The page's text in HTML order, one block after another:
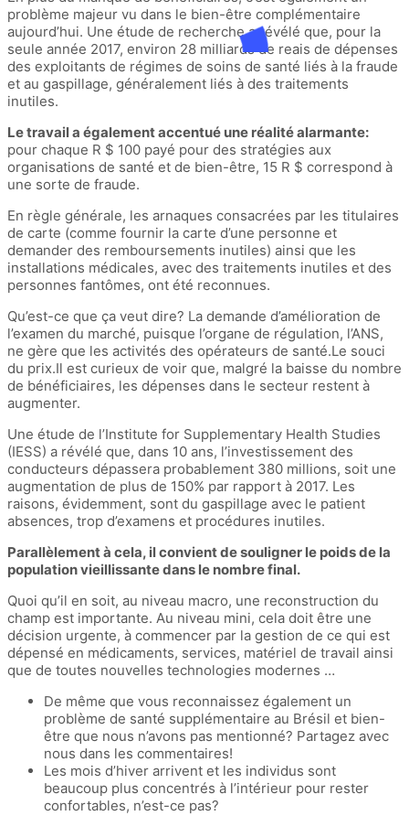
problème majeur vu dans le bien-être complémentaire
aujourd’hui. Une étude de recherche a révélé que, pour la
seule année 2017, environ 28 milliards de reais de dépenses
des exploitants de régimes de soins de santé liés à la fraude
et au gaspillage, généralement liés à des traitements
inutiles.
Le travail a également accentué une réalité alarmante:
pour chaque R $ 100 payé pour des stratégies aux
organisations de santé et de bien-être, 15 R $ correspond à
une sorte de fraude.
En règle générale, les arnaques consacrées par les titulaires
de carte (comme fournir la carte d’une personne et
demander des remboursements inutiles) ainsi que les
installations médicales, avec des traitements inutiles et des
personnes fantômes, ont été reconnues.
Qu’est-ce que ça veut dire? La demande d’amélioration de
l’examen du marché, puisque l’organe de régulation, l’ANS,
ne gère que les activités des opérateurs de santé.Le souci
du prix.Il est curieux de voir que, malgré la baisse du nombre
de bénéficiaires, les dépenses dans le secteur restent à
augmenter.
Une étude de l’Institute for Supplementary Health Studies
(IESS) a révélé que, dans 10 ans, l’investissement des
conducteurs dépassera probablement 380 millions, soit une
augmentation de plus de 150% par rapport à 2017. Les
raisons, évidemment, sont du gaspillage avec le patient
absences, trop d’examens et procédures inutiles.
Parallèlement à cela, il convient de souligner le poids de la
population vieillissante dans le nombre final.
Quoi qu’il en soit, au niveau macro, une reconstruction du
champ est importante. Au niveau mini, cela doit être une
décision urgente, à commencer par la gestion de ce qui est
dépensé en médicaments, services, matériel de travail ainsi
que de toutes nouvelles technologies modernes …
De même que vous reconnaissez également un
problème de santé supplémentaire au Brésil et bien-
être que nous n’avons pas mentionné? Partagez avec
nous dans les commentaires!
Les mois d’hiver arrivent et les individus sont
beaucoup plus concentrés à l’intérieur pour rester
confortables, n’est-ce pas?